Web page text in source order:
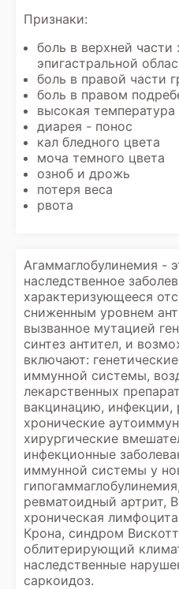
Признаки:
боль в верхней части
эпигастральной
боль в правой части
боль в правом
высокая
диарея - понос
кал бледного цвета
моча темного цвета
озноб и дрожь
потеря веса
рвота
Агаммаглобулинемия -
наследственное
характеризующееся
сниженным уровнем
вызванное мутацией
синтез антител, и
включают:
иммунной системы,
лекарственных
вакцинацию, инфекции,
хронические
хирургические
инфекционные
иммунной системы у
ревматоидный артрит,
хроническая
Крона, синдром
облитерирующий
наследственные
саркоидоз.